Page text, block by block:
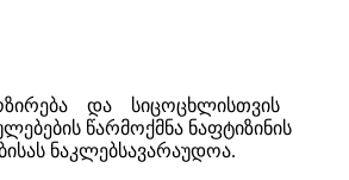
და სიცოცხლისთვის
წარმოქმნა ნაფტიზინის
ნაკლებსავარაუდოა.